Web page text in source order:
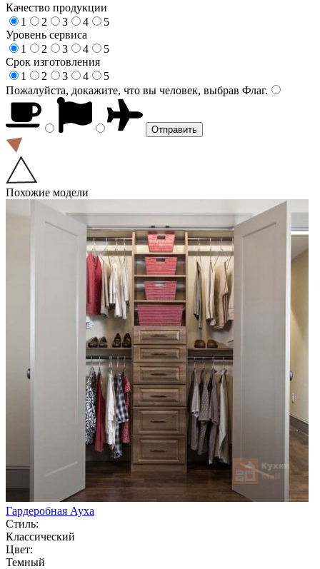
Качество продукции
1
2 3 4
5
Уровень сервиса
1
2 3 4
5
Срок изготовления
1
2 3 4
5
Пожалуйста, докажите, что вы человек, выбрав Флаг.
Похожие модели
Гардеробная Ауха
Стиль:
Классический
Цвет:
Темный